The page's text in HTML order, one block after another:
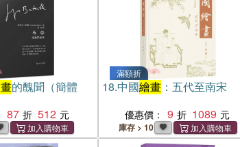
的醜聞（簡體
87 512
滿額折
18.中國繪畫：五代至南宋
優惠價： 9 1089
庫存 > 10